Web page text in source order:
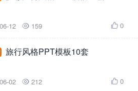
12  159  0
旅行风格PPT模板10套
02  212  0